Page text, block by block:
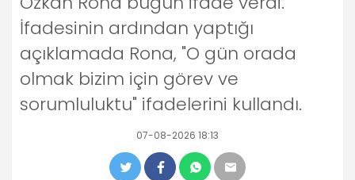
İfadesinin ardından yaptığı
açıklamada Rona, "O gün orada
olmak bizim için görev ve
sorumluluktu" ifadelerini kullandı.
07-08-2026 18:13